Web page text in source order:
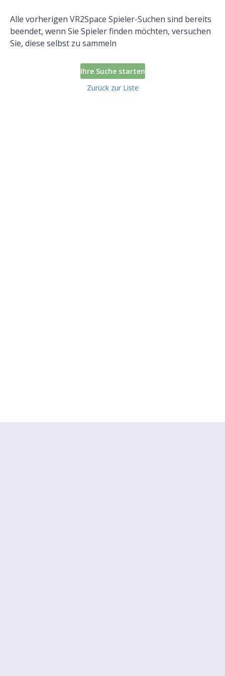
Alle vorherigen VR2Space Spieler-Suchen sind bereits
beendet, wenn Sie Spieler finden möchten, versuchen
Sie, diese selbst zu sammeln
Ihre Suche starten
Zurück zur Liste